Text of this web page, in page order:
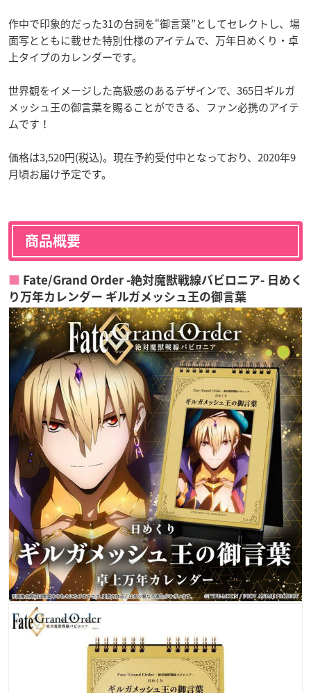
作中で印象的だった31の台詞を“御言葉”としてセレクトし、場
面写とともに載せた特別仕様のアイテムで、万年日めくり・卓
上タイプのカレンダーです。
世界観をイメージした高級感のあるデザインで、365日ギルガ
メッシュ王の御言葉を賜ることができる、ファン必携のアイテ
ムです！
価格は3,520円(税込)。現在予約受付中となっており、2020年9
月頃お届け予定です。
商品概要
Fate/Grand Order -絶対魔獣戦線バビロニア- 日めく
り万年カレンダー ギルガメッシュ王の御言葉